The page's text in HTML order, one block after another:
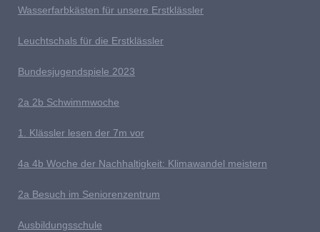
Wasserfarbkästen für unsere Erstklässler
L euchtschals für die Erstklässler
Bundesjugendspiele 2023
2a 2b Schwimmwoche
1. Klässler lesen der 7m vor
4a 4b Woche der Nachhaltigkeit: Klimawandel meistern
2a Besuch im Seniorenzentrum
Ausbildungsschule